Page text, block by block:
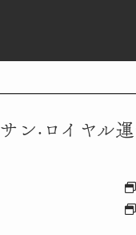
サン·ロイヤル